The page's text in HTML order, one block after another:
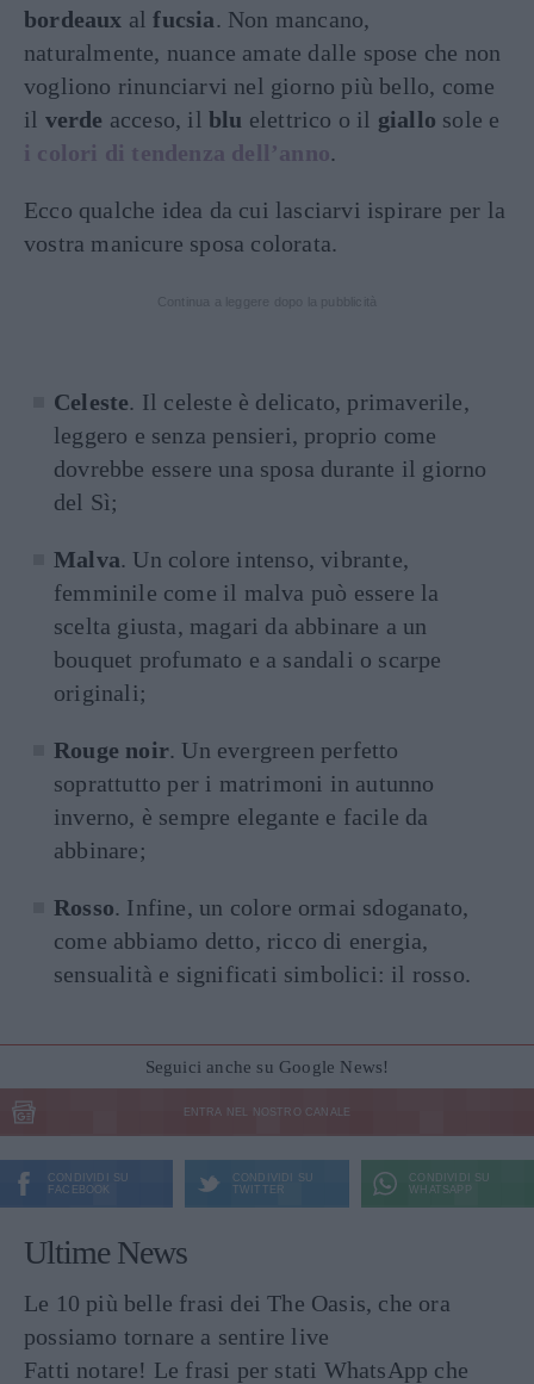
bordeaux alfucsia. Non mancano,
naturalmente, nuance amate dalle spose che non
vogliono rinunciarvi nel giorno più bello, come
il verde acceso, ilblu elettrico o il giallo sole e
i colori di tendenza dell’anno.
Ecco qualche idea da cui lasciarvi ispirare per la
vostra manicure sposa colorata.
Celeste. Il celeste è delicato, primaverile,
leggero e senza pensieri, proprio come
dovrebbe essere una sposa durante il giorno
del Sì;
Malva. Un colore intenso, vibrante,
femminile come il malva può essere la
scelta giusta, magari da abbinare a un
bouquet profumato e a sandali o scarpe
originali;
Rouge noir. Un evergreen perfetto
soprattutto per i matrimoni in autunno
inverno, è sempre elegante e facile da
abbinare;
Rosso. Infine, un colore ormai sdoganato,
come abbiamo detto, ricco di energia,
sensualità e significati simbolici: il rosso.
Seguici anche su Google News!
ENTRA NEL NOSTRO CANALE
CONDIVIDI SU
FACEBOOK
CONDIVIDI SU
TWITTER
CONDIVIDI SU
WHATSAPP
Ultime News
Le 10 più belle frasi dei The Oasis, che ora
possiamo tornare a sentire live
Fatti notare! Le frasi per stati WhatsApp che